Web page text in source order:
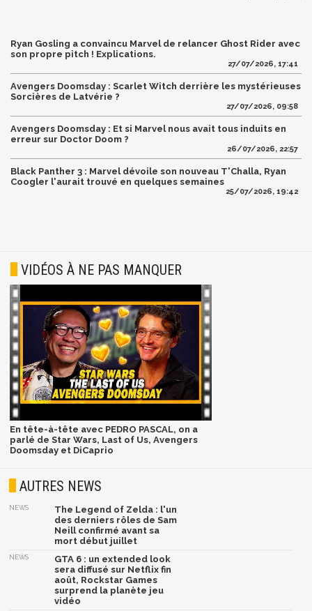
Ryan Gosling a convaincu Marvel de relancer Ghost Rider avec
son propre pitch ! Explications.
27/07/2026, 17:41
Avengers Doomsday : Scarlet Witch derrière les mystérieuses
Sorcières de Latvérie ?
27/07/2026, 09:58
Avengers Doomsday : Et si Marvel nous avait tous induits en
erreur sur Doctor Doom ?
26/07/2026, 22:57
Black Panther 3 : Marvel dévoile son nouveau T'Challa, Ryan
Coogler l'aurait trouvé en quelques semaines
25/07/2026, 19:42
VIDÉOS À NE PAS MANQUER
En tête-à-tête avec PEDRO PASCAL, on a
parlé de Star Wars, Last of Us, Avengers
Doomsday et DiCaprio
AUTRES NEWS
NEWS
The Legend of Zelda : l'un
des derniers rôles de Sam
Neill confirmé avant sa
mort début juillet
NEWS
GTA 6 : un extended look
sera diffusé sur Netflix fin
août, Rockstar Games
surprend la planète jeu
vidéo